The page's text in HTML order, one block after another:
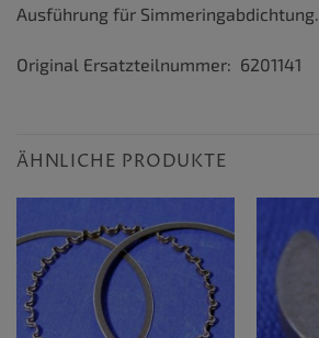
Ausführung für Simmeringabdichtung.
Original Ersatzteilnummer: 6201141
ÄHNLICHE PRODUKTE